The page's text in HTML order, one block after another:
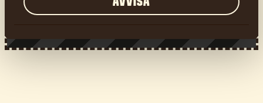
Aioli, Ssamjang, Honeymustard, Jalapeno, BBQ,